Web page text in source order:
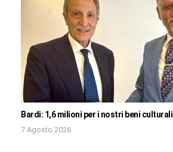
Bardi: 1,6 milioni per i nostri beni culturali
7 Agosto 2026